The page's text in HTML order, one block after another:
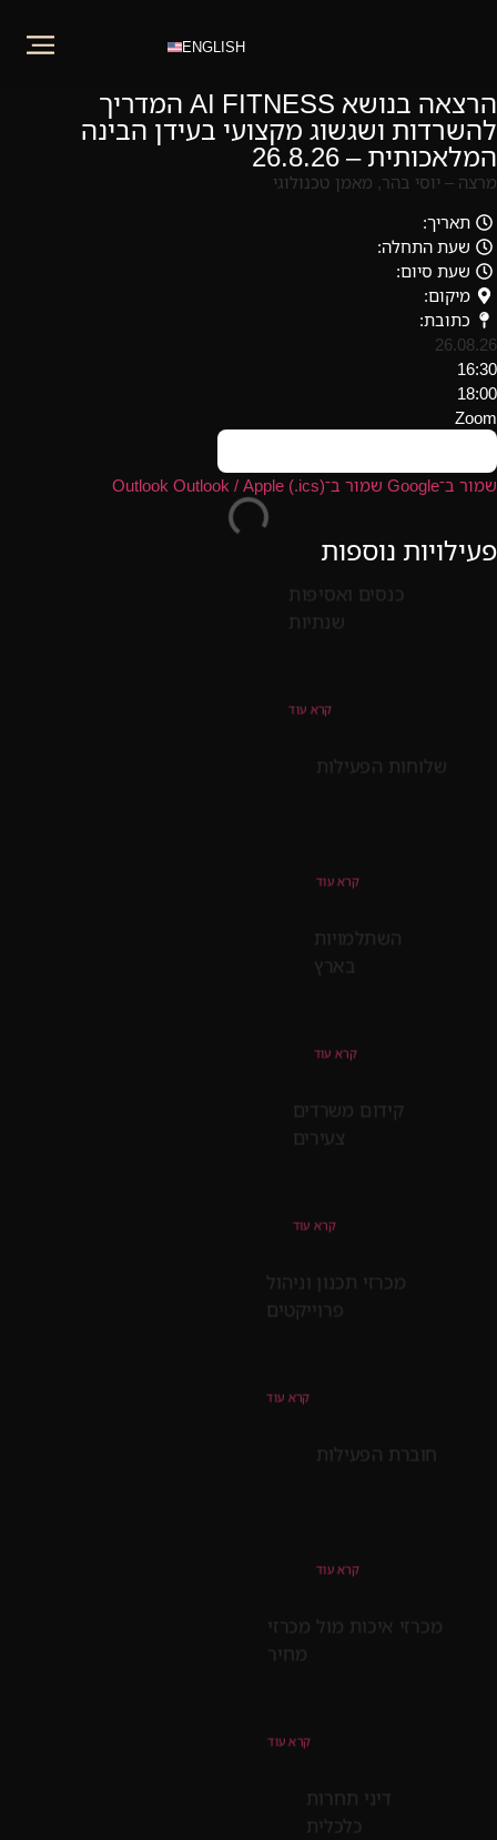
ENGLISH
הרצאה בנושא AI FITNESS המדריך
להשרדות ושגשוג מקצועי בעידן הבינה
המלאכותית – 26.8.26
מרצה – יוסי בהר, מאמן טכנולוגי
תאריך:
שעת התחלה:
שעת סיום:
מיקום:
כתובת:
26.08.26
16:30
18:00
Zoom
שמור ב־Google
שמור ב־OutlookOutlook / Apple (‎.ics)
פעילויות נוספות
כנסים ואסיפות
שנתיות
קרא עוד
שלוחות הפעילות
קרא עוד
השתלמויות
בארץ
קרא עוד
קידום משרדים
צעירים
קרא עוד
מכרזי תכנון וניהול
פרוייקטים
קרא עוד
חוברת הפעילות
קרא עוד
מכרזי איכות מול מכרזי
מחיר
קרא עוד
דיני תחרות
כלכלית